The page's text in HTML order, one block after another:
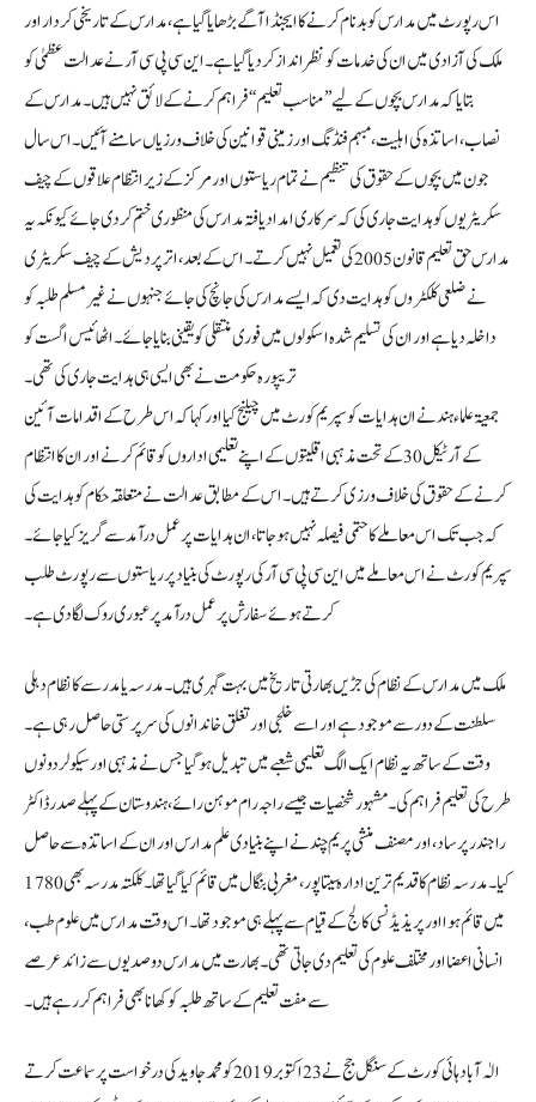
اس رپورٹ میں مدارس کو بدنام کرنے کا ایجنڈا آگے بڑھایا گیا ہے، مدارس کے تاریخی کردار اور
ملک کی آزادی میں ان کی خدمات کو نظرانداز کر دیا گیا ہے۔ این سی پی سی آر نے عدالت عظمیٰ کو
بتایا کہ مدارس بچوں کے لیے ’’مناسب تعلیم‘‘ فراہم کرنے کے لائق نہیں ہیں۔ مدارس کے
نصاب، اساتذہ کی اہلیت، مبہم فنڈنگ اور زمینی قوانین کی خلاف ورزیاں سامنے آئیں۔ اس سال
جون میں بچوں کے حقوق کی تنظیم نے تمام ریاستوں اور مرکز کے زیر انتظام علاقوں کے چیف
سکریٹریوں کو ہدایت جاری کی کہ سرکاری امداد یافتہ مدارس کی منظوری ختم کر دی جائے کیونکہ یہ
مدارس حق تعلیم قانون 2005 کی تعمیل نہیں کرتے۔ اس کے بعد، اتر پردیش کے چیف سکریٹری
نے ضلعی کلکٹروں کو ہدایت دی کہ ایسے مدارس کی جانچ کی جائے جنہوں نے غیر مسلم طلبہ کو
داخلہ دیا ہے اور ان کی تسلیم شدہ اسکولوں میں فوری منتقلی کو یقینی بنایا جائے۔ اٹھائیسں اگست کو
تریپورہ حکومت نے بھی ایسی ہی ہدایت جاری کی تھی۔
جمعیۃ علماء ہند نے ان ہدایات کو سپریم کورٹ میں چیلنج کیا اور کہا کہ اس طرح کے اقدامات آئین
کے آرٹیکل 30 کے تحت مذہبی اقلیتوں کے اپنے تعلیمی اداروں کو قائم کرنے اور ان کا انتظام
کرنے کے حقوق کی خلاف ورزی کرتے ہیں۔ اس کے مطابق عدالت نے متعلقہ حکام کو ہدایت کی
کہ جب تک اس معاملے کا حتمی فیصلہ نہیں ہو جاتا، ان ہدایات پر عمل درآمد سے گریز کیا جائے۔
سپریم کورٹ نے اس معاملے میں این سی پی سی آر کی رپورٹ کی بنیاد پر ریاستوں سے رپورٹ طلب
کرتے ہوئے سفارش پر عمل درآمد پر عبوری روک لگا دی ہے۔
ملک میں مدارس کے نظام کی جڑیں بھارتی تاریخ میں بہت گہری ہیں۔ مدرسہ یا مدرسے کا نظام دہلی
سلطنت کے دور سے موجود ہے اور اسے خلجی اور تغلق خاندانوں کی سرپرستی حاصل رہی ہے۔
وقت کے ساتھ یہ نظام ایک الگ تعلیمی شعبے میں تبدیل ہو گیا جس نے مذہبی اور سیکولر دونوں
طرح کی تعلیم فراہم کی۔ مشہور شخصیات جیسے راجہ رام موہن رائے، ہندوستان کے پہلے صدر ڈاکٹر
راجندر پرساد، اور مصنف منشی پریم چند نے اپنے بنیادی علم مدارس اور ان کے اساتذہ سے حاصل
کیا۔ مدرسہ نظام کا قدیم ترین ادارہ سیتا پور، مغربی بنگال میں قائم کیا گیا تھا۔ کلکتہ مدرسہ بھی 1780
میں قائم ہوا اور پریذیڈنسی کالج کے قیام سے پہلے ہی موجود تھا۔ اس وقت مدارس میں علوم طب،
انسانی اعضا اور مختلف علوم کی تعلیم دی جاتی تھی۔ بھارت میں مدارس دو صدیوں سے زائد عرصے
سے مفت تعلیم کے ساتھ طلبہ کو کھانا بھی فراہم کر رہے ہیں۔
الٰہ آباد ہائی کورٹ کے سنگل جج نے 23 اکتوبر 2019 کو محمد جاوید کی درخواست پر سماعت کرتے